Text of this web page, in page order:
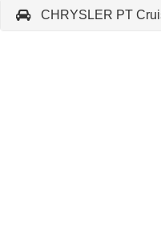
CHRYSLER PT